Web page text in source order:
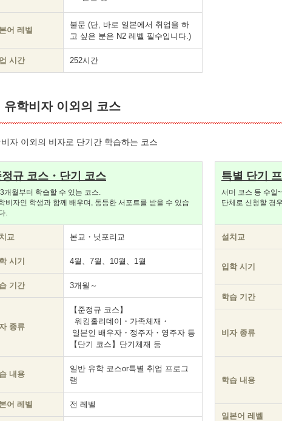
어 레벨
불문 (단, 바로 일본에서 취업을 하
고 싶은 분은 N2 레벨 필수입니다.)
시간 252시간
유학비자 이외의 코스
자 이외의 비자로 단기간 학습하는 코스
정규 코스・단기 코스
개월부터 학습할 수 있는 코스.
비자인 학생과 함께 배우며, 동등한 서포트를 받을 수 있습
.
교 본교・닛포리교
시기 4월、7월、10월、1월
기간 3개월～
종류
【준정규 코스】
워킹홀리데이・가족체재・
일본인 배우자・정주자・영주자 등
【단기 코스】단기체재 등
내용
일반 유학 코스or특별 취업 프로그
램
어 레벨 전 레벨
특별 단기
서머 코스 등 수일
단체로 신청할 경
설치교
입학 시기
학습 기간
비자 종류
학습 내용
일본어 레벨